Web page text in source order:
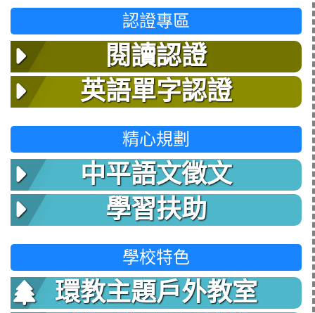
認證專區
閱讀認證
英語單字認證
精心規劃
中平語文徵文
學習扶助
學校特色
環教主題戶外教室